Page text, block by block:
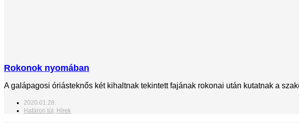
Rokonok nyomában
A galápagosi óriásteknős két kihaltnak tekintett fajának rokonai után kutatnak a
2020.01.28.
Határon túl, Hírek